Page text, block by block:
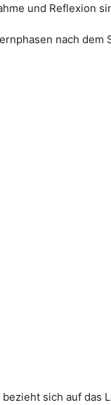
und Reflexion
nach dem
sich auf